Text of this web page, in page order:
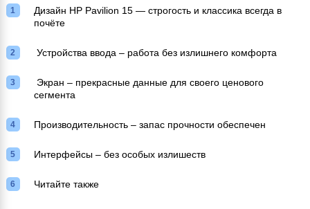
Дизайн HP Pavilion 15 — строгость и классика всегда в
почёте
Устройства ввода – работа без излишнего комфорта
Экран – прекрасные данные для своего ценового
сегмента
Производительность – запас прочности обеспечен
Интерфейсы – без особых излишеств
Читайте также